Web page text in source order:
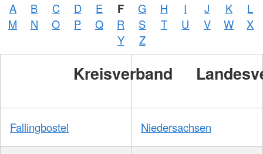
A B C D E F G H I J K
L
M
N O P Q R S T U V W
X
Y
Z
Kreisverband
Fallingbostel Niedersachsen
Foto:
DRKS